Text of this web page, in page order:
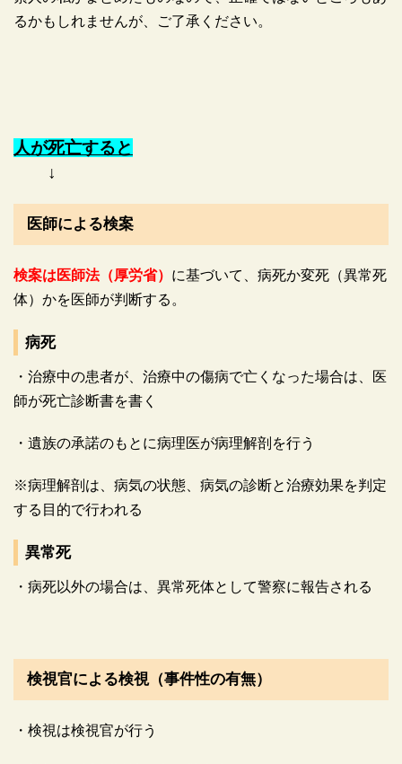
るかもしれませんが、ご了承ください。
人が死亡すると
↓
医師による検案
検案は医師法（厚労省） に基づいて、病死か変死（異常死
体）かを医師が判断する。
病死
・治療中の患者が、治療中の傷病で亡くなった場合は、医
師が死亡診断書を書く
・遺族の承諾のもとに病理医が病理解剖を行う
※病理解剖は、病気の状態、病気の診断と治療効果を判定
する目的で行われる
異常死
・病死以外の場合は、異常死体として警察に報告される
検視官による検視（事件性の有無）
・検視は検視官が行う